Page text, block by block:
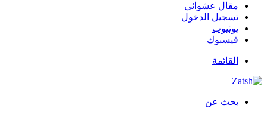
مقال عشوائي
تسجيل الدخول
يوتيوب
فيسبوك
القائمة
بحث عن